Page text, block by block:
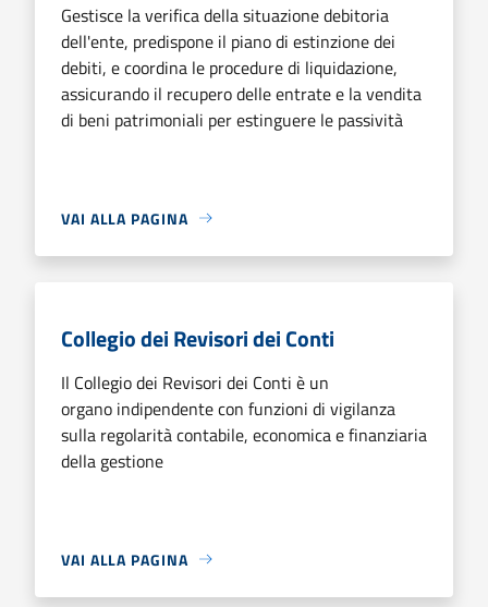
Gestisce la verifica della situazione debitoria
dell'ente, predispone il piano di estinzione dei
debiti, e coordina le procedure di liquidazione,
assicurando il recupero delle entrate e la vendita
di beni patrimoniali per estinguere le passività
VAI ALLA PAGINA
Collegio dei Revisori dei Conti
Il Collegio dei Revisori dei Conti è un
organo indipendente con funzioni di vigilanza
sulla regolarità contabile, economica e finanziaria
della gestione
VAI ALLA PAGINA